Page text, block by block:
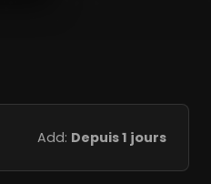
Add: Depuis 1 jours